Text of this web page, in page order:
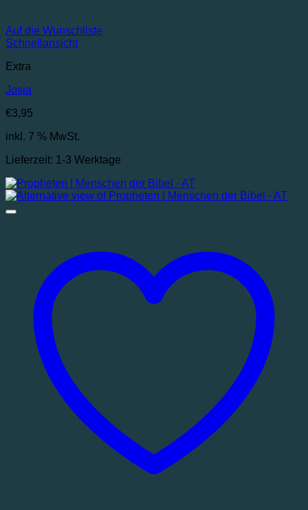
Auf die Wunschliste
Schnellansicht
Extra
Josia
€3,95
inkl. 7 % MwSt.
Lieferzeit: 1-3 Werktage